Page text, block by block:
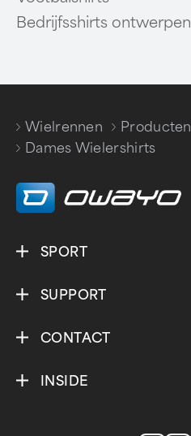
Bedrijfsshirts ontwerpen
Wielrennen
/
Producten
/
Dames Wielershirts
SPORT
SUPPORT
CONTACT
INSIDE